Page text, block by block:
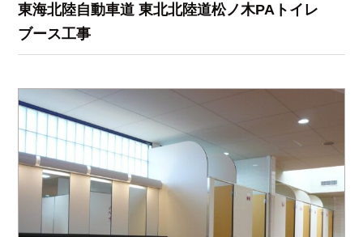
東海北陸自動車道 東北北陸道松ノ木PAトイレ
ブース工事